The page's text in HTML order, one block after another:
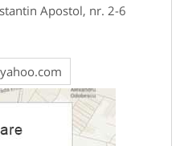
Apostol, nr. 2-6